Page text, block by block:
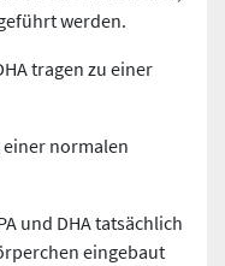
werden.
tragen zu einer
einer normalen
und DHA tatsächlich
eingebaut